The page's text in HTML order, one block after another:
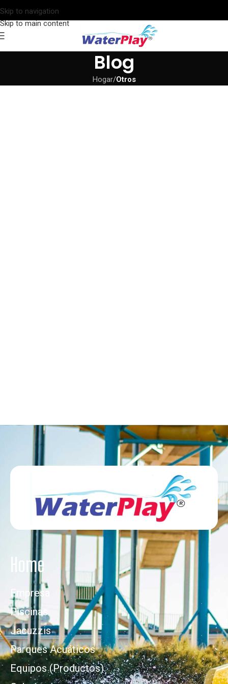
Skip to navigation
Skip to main content
Blog
Hogar/Otros
Home
Empresa
Piscinas
Jacuzzis
Parques Acuáticos
Equipos (Productos)